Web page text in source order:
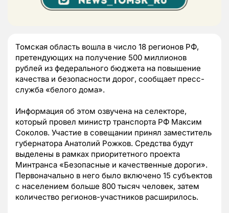
Томская область вошла в число 18 регионов РФ,
претендующих на получение 500 миллионов
рублей из федерального бюджета на повышение
качества и безопасности дорог, сообщает пресс-
служба «белого дома».
Информация об этом озвучена на селекторе,
который провел министр транспорта РФ Максим
Соколов. Участие в совещании принял заместитель
губернатора Анатолий Рожков. Средства будут
выделены в рамках приоритетного проекта
Минтранса «Безопасные и качественные дороги».
Первоначально в него было включено 15 субъектов
с населением больше 800 тысяч человек, затем
количество регионов-участников расширилось.